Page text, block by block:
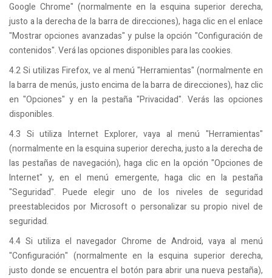
Google Chrome" (normalmente en la esquina superior derecha,
justo a la derecha de la barra de direcciones), haga clic en el enlace
"Mostrar opciones avanzadas" y pulse la opción "Configuración de
contenidos". Verá las opciones disponibles para las cookies.
4.2 Si utilizas Firefox, ve al menú "Herramientas" (normalmente en
la barra de menús, justo encima de la barra de direcciones), haz clic
en "Opciones" y en la pestaña "Privacidad". Verás las opciones
disponibles.
4.3 Si utiliza Internet Explorer, vaya al menú "Herramientas"
(normalmente en la esquina superior derecha, justo a la derecha de
las pestañas de navegación), haga clic en la opción "Opciones de
Internet" y, en el menú emergente, haga clic en la pestaña
"Seguridad". Puede elegir uno de los niveles de seguridad
preestablecidos por Microsoft o personalizar su propio nivel de
seguridad.
4.4 Si utiliza el navegador Chrome de Android, vaya al menú
"Configuración" (normalmente en la esquina superior derecha,
justo donde se encuentra el botón para abrir una nueva pestaña),